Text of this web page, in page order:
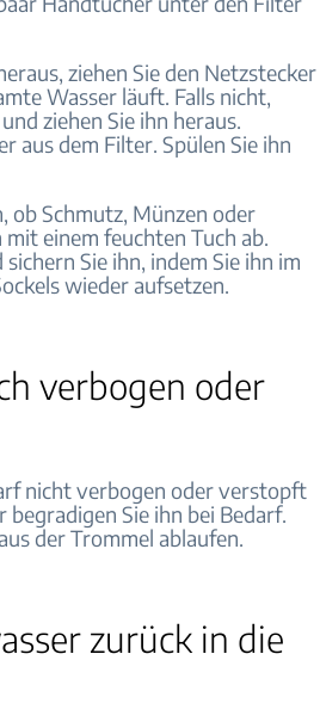
ziehen Sie den Netzstecker
Wasser läuft. Falls nicht,
ziehen Sie ihn heraus.
aus dem Filter. Spülen Sie ihn
ob Schmutz, Münzen oder
einem feuchten Tuch ab.
Sie ihn, indem Sie ihn im
wieder aufsetzen.
verbogen oder
nicht verbogen oder verstopft
begradigen Sie ihn bei Bedarf.
der Trommel ablaufen.
zurück in die